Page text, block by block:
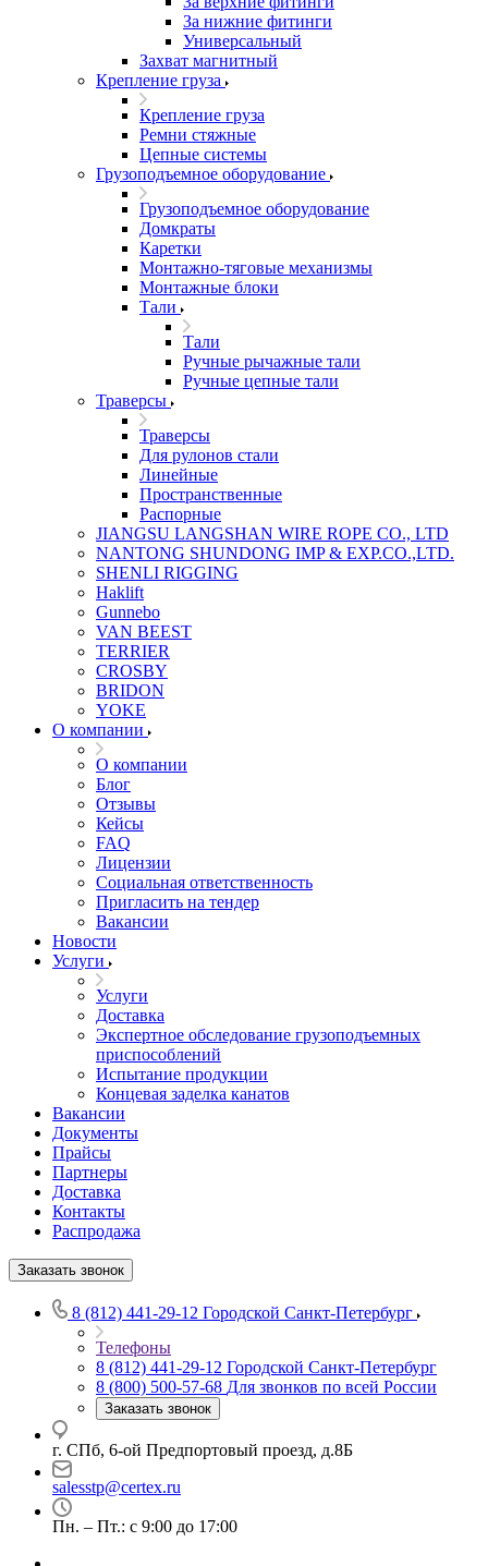
За нижние фитинги
Универсальный
Захват магнитный
Крепление груза
Крепление груза
Ремни стяжные
Цепные системы
Грузоподъемное оборудование
Грузоподъемное оборудование
Домкраты
Каретки
Монтажно-тяговые механизмы
Монтажные блоки
Тали
Тали
Ручные рычажные тали
Ручные цепные тали
Траверсы
Траверсы
Для рулонов стали
Линейные
Пространственные
Распорные
JIANGSU LANGSHAN WIRE ROPE CO., LTD
NANTONG SHUNDONG IMP & EXP.CO.,LTD.
SHENLI RIGGING
Haklift
Gunnebo
VAN BEEST
TERRIER
CROSBY
BRIDON
YOKE
О компании
О компании
Блог
Отзывы
Кейсы
FAQ
Лицензии
Социальная ответственность
Пригласить на тендер
Вакансии
Новости
Услуги
Услуги
Доставка
Экспертное обследование грузоподъемных
приспособлений
Испытание продукции
Концевая заделка канатов
Вакансии
Документы
Прайсы
Партнеры
Доставка
Контакты
Распродажа
Заказать звонок
8 (812) 441-29-12 Городской Санкт-Петербург
Телефоны
8 (812) 441-29-12 Городской Санкт-Петербург
8 (800) 500-57-68 Для звонков по всей России
Заказать звонок
г. СПб, 6-ой Предпортовый проезд, д.8Б
salesstp@certex.ru
Пн. – Пт.: с 9:00 до 17:00